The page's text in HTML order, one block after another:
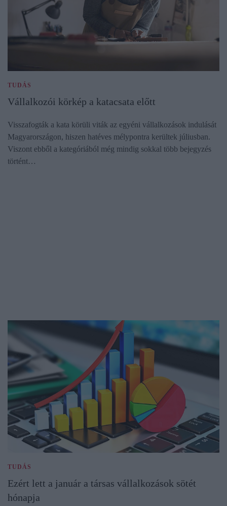
TUDÁS
Vállalkozói körkép a katacsata előtt
Visszafogták a kata körüli viták az egyéni vállalkozások indulását
Magyarországon, hiszen hatéves mélypontra kerültek júliusban.
Viszont ebből a kategóriából még mindig sokkal több bejegyzés
történt…
TUDÁS
Ezért lett a január a társas vállalkozások sötét
hónapja